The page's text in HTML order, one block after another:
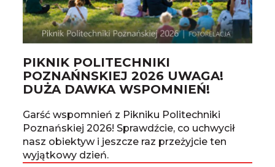
PIKNIK POLITECHNIKI
POZNAŃNSKIEJ 2026 UWAGA!
DUŻA DAWKA WSPOMNIEŃ!
Garść wspomnień z Pikniku Politechniki
Poznańskiej 2026! Sprawdźcie, co uchwycił
nasz obiektyw i jeszcze raz przeżyjcie ten
wyjątkowy dzień.